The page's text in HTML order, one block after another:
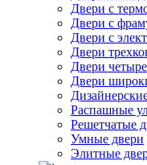
Двери с
Двери с
Двери с
Двери
Двери
Двери
Распашные
Решетчатые
Умные двери
Элитные